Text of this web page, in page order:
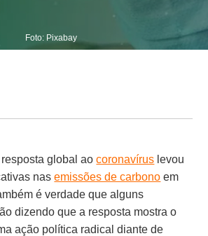
Foto: Pixabay
resposta global aocoronavírus levou
nasemissões de carbono em
é verdade que alguns
dizendo que a resposta mostra o
ação política radical diante de